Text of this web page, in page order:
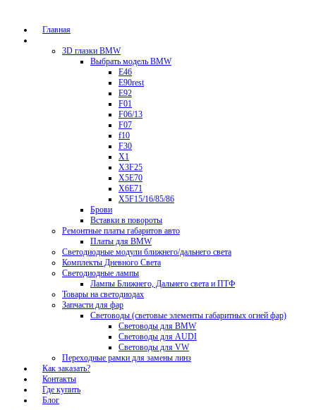
Главная
3D глазки BMW
Выбрать модель BMW
E46
E90rest
E92
F01
F06/13
F07
f10
F30
X1
X3F25
X5E70
X6E71
X5F15/16/85/86
Брови
Вставки в повороты
Ремонтные платы габаритов авто
Платы для BMW
Светодиодные модули ближнего/дальнего света
Комплекты Дневного Света
Светодиодные лампы
Лампы Ближнего, Дальнего света и ПТФ
Товары на светодиодах
Запчасти для фар
Световоды (световые элементы габаритных огней фар)
Световоды для BMW
Световоды для AUDI
Световоды для VW
Переходные рамки для замены линз
Как заказать?
Контакты
Где купить
Блог